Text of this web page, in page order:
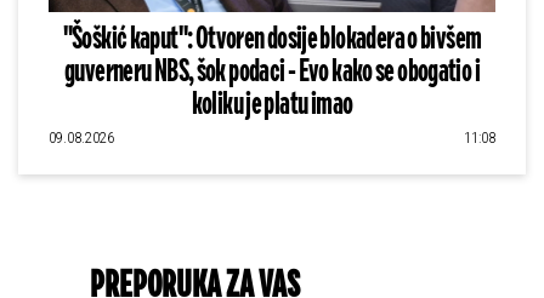
"Šoškić kaput": Otvoren dosije blokadera o bivšem
guverneru NBS, šok podaci - Evo kako se obogatio i
koliku je platu imao
09.08.2026 11:08
PREPORUKA ZA VAS